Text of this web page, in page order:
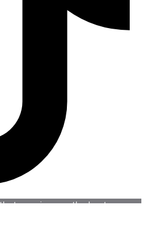
we give you the best